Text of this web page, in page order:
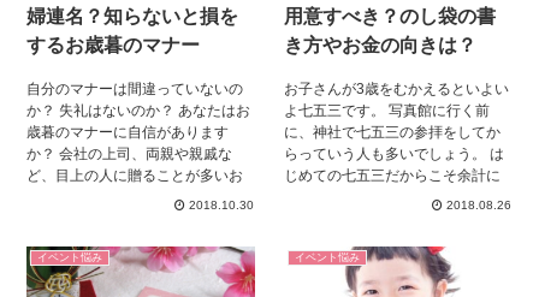
よ～。
婦連名？知らないと損を
するお歳暮のマナー
自分のマナーは間違っていないの
か？ 失礼はないのか？ あなたはお
歳暮のマナーに自信があります
か？ 会社の上司、両親や親戚な
ど、目上の人に贈ることが多いお
歳暮。 今日はお歳暮ののしの書き
2018.10.30
用意すべき？のし袋の書
き方やお金の向きは？
お子さんが3歳をむかえるといよい
よ七五三です。 写真館に行く前
に、神社で七五三の参拝をしてか
らっていう人も多いでしょう。 は
じめての七五三だからこそ余計に
ちゃんとしようと考える人もいる
うこと。 はじめての参拝なら初穂
料マナーわからないですよね。 こ
2018.08.26
イベント悩み イベント悩み